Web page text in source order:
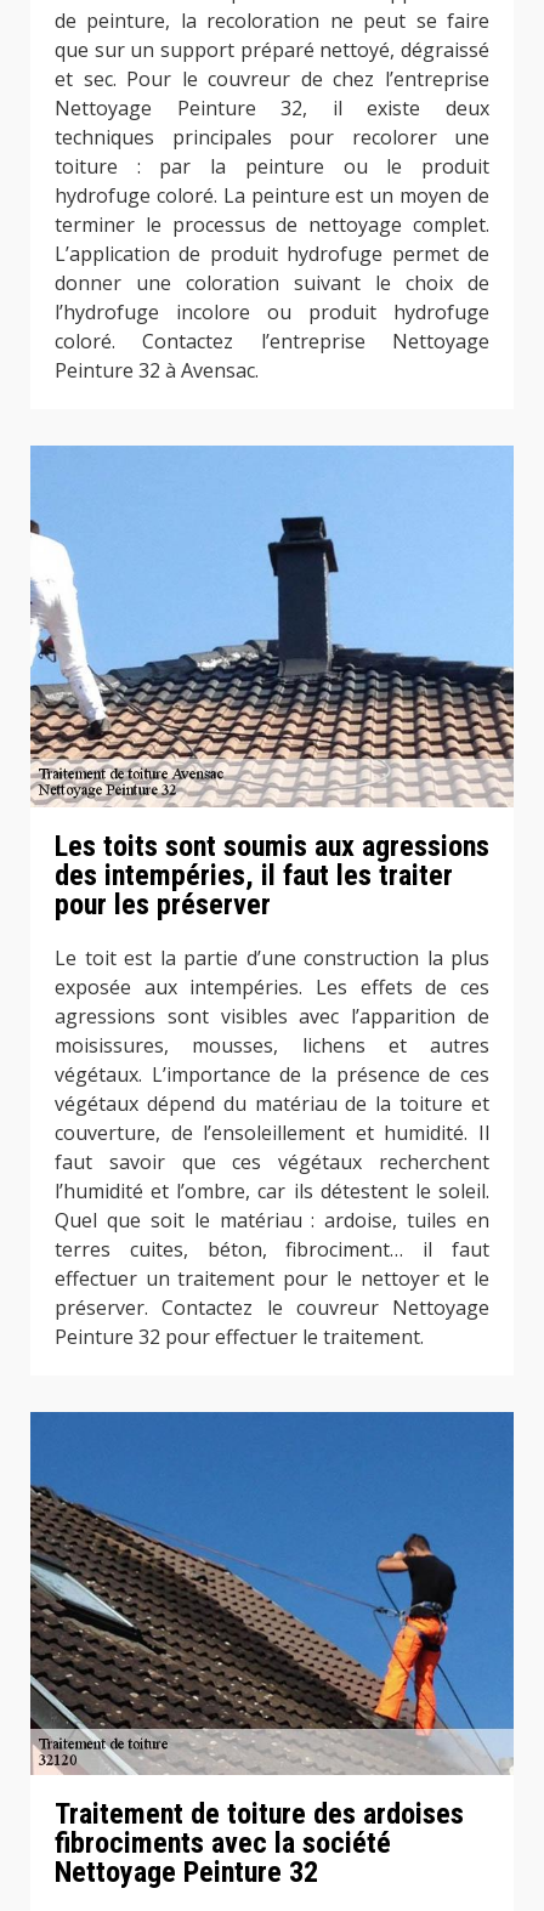
de peinture, la recoloration ne peut se faire
que sur un support préparé nettoyé, dégraissé
et sec. Pour le couvreur de chez l’entreprise
Nettoyage Peinture 32, il existe deux
techniques principales pour recolorer une
toiture : par la peinture ou le produit
hydrofuge coloré. La peinture est un moyen de
terminer le processus de nettoyage complet.
L’application de produit hydrofuge permet de
donner une coloration suivant le choix de
l’hydrofuge incolore ou produit hydrofuge
coloré. Contactez l’entreprise Nettoyage
Peinture 32 à Avensac.
Les toits sont soumis aux agressions
des intempéries, il faut les traiter
pour les préserver
Le toit est la partie d’une construction la plus
exposée aux intempéries. Les effets de ces
agressions sont visibles avec l’apparition de
moisissures, mousses, lichens et autres
végétaux. L’importance de la présence de ces
végétaux dépend du matériau de la toiture et
couverture, de l’ensoleillement et humidité. Il
faut savoir que ces végétaux recherchent
l’humidité et l’ombre, car ils détestent le soleil.
Quel que soit le matériau : ardoise, tuiles en
terres cuites, béton, fibrociment… il faut
effectuer un traitement pour le nettoyer et le
préserver. Contactez le couvreur Nettoyage
Peinture 32 pour effectuer le traitement.
Traitement de toiture des ardoises
fibrociments avec la société
Nettoyage Peinture 32